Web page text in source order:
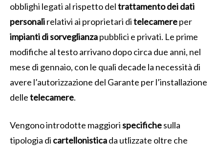
obblighi legati al rispetto deltrattamento dei dati
personalirelativi ai proprietari ditelecamereper
impianti di sorveglianzapubblici e privati. Le prime
modifiche al testo arrivano dopo circa due anni, nel
mese di gennaio, con le quali decade la necessità di
avere l’autorizzazione del Garante per l’installazione
delletelecamere.
Vengono introdotte maggiorispecifichesulla
tipologia di cartellonisticada utlizzate oltre che